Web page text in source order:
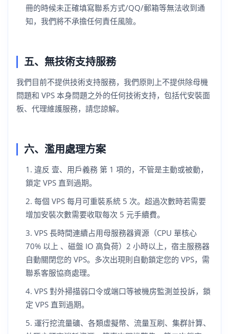
冊的時候未正確填寫聯系方式/QQ/郵箱等無法收到通
知，我們將不承擔任何責任風險。
五、無技術支持服務
我們目前不提供技術支持服務，我們原則上不提供除母機
問題和 VPS 本身問題之外的任何技術支持，包括代安裝面
板、代理維護服務，請您諒解。
六、濫用處理方案
違反 壹、用戶義務 第 1 項的，不管是主動或被動，
鎖定 VPS 直到過期。
每個 VPS 每月可重裝系統 5 次。超過次數時若需要
增加安裝次數需要收取每次 5 元手續費。
VPS 長時間連續占用母服務器資源（CPU 單核心
70% 以上 、磁盤 IO 高負荷）2 小時以上，宿主服務器
自動關閉您的 VPS。多次出現則自動鎖定您的 VPS，需
聯系客服協商處理。
VPS 對外掃描弱口令或端口等被機房監測並投訴，鎖
定 VPS 直到過期。
運行挖流量礦、各類虛擬幣、流量互刷、集群計算、